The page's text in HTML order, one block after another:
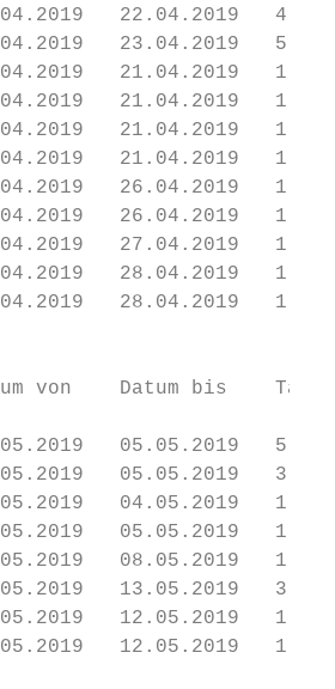
22.04.2019
23.04.2019   5
21.04.2019
21.04.2019   1
21.04.2019   1
21.04.2019   1
26.04.2019   1
26.04.2019
27.04.2019
28.04.2019
28.04.2019   1
von    Datum bis
05.05.2019   5
05.05.2019
04.05.2019   1
05.05.2019   1
08.05.2019
13.05.2019   3
12.05.2019
12.05.2019   1